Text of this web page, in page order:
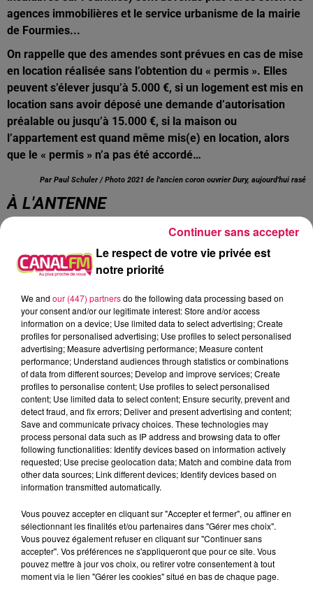
agences immobilières et le service urbanisme de la mairie
de Fourmies...
On rappelle que des amendes sont prévues en cas de mise
en location réalisée sans l’obtention du « permis ». Elles
peuvent s’élever jusqu’à 5.000 €, si un logement est mis en
location sans avoir déposé une demande d’autorisation
préalable ou jusqu’à 15.000 €, si la maison ou
l’appartement est quand même mis(e) en location, alors
que le « permis » n’a pas été accordé…
Par Paul Schuler / Photo 2021 de l'ancien coron ouvrier Dury, aujourd'hui rasé
À L'ANTENNE
0h00 - 8h00
Les hits de Canal FM
2h38
2h38 2h35
2h35 2h32
2h32
Le respect de votre vie privée est
notre priorité
We and our (447) partnersdo the following data processing based on
your consent and/or our legitimate interest: Store and/or access
information on a device; Use limited data to select advertising; Create
profiles for personalised advertising; Use profiles to select personalised
advertising; Measure advertising performance; Measure content
performance; Understand audiences through statistics or combinations
of data from different sources; Develop and improve services; Create
profiles to personalise content; Use profiles to select personalised
content; Use limited data to select content; Ensure security, prevent and
detect fraud, and fix errors; Deliver and present advertising and content;
Save and communicate privacy choices. These technologies may
process personal data such as IP address and browsing data to offer
following functionalities: Identify devices based on information actively
requested; Use precise geolocation data; Match and combine data from
other data sources; Link different devices; Identify devices based on
information transmitted automatically.
Vous pouvez accepter en cliquant sur "Accepter et fermer", ou affiner en
sélectionnant les finalités et/ou partenaires dans "Gérer mes choix".
Vous pouvez également refuser en cliquant sur "Continuer sans
accepter". Vos préférences ne s'appliqueront que pour ce site. Vous
pouvez mettre à jour vos choix, ou retirer votre consentement à tout
moment via le lien "Gérer les cookies" situé en bas de chaque page.
Continuer sans accepter